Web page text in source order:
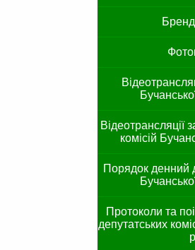
Відеотрансляції
комісій
Порядок денний
Протоколи та
депутатських